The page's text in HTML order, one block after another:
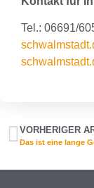
Tel.: 06691/
VORHERIGER